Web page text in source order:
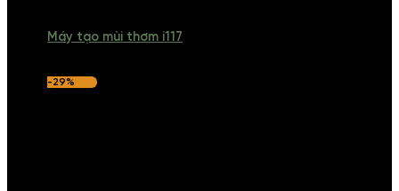
Máy tạo mùi thơm i117
-29%